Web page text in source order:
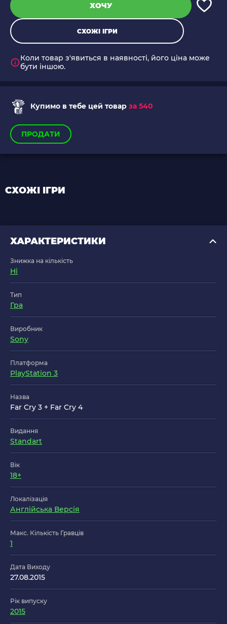
ХОЧУ
СХОЖІ ІГРИ
Коли товар з'явиться в наявності, його ціна може
бути іншою.
Купимо в тебе цей товар за 540
ПРОДАТИ
СХОЖІ ІГРИ
ХАРАКТЕРИСТИКИ
Знижка на кількість
Ні
Тип
Гра
Виробник
Sony
Платформа
PlayStation 3
Назва
Far Cry 3 + Far Cry 4
Видання
Standart
Вік
18+
Локалізація
Англійська Версія
Макс. Кількість Гравців
1
Дата Виходу
27.08.2015
Рік випуску
2015